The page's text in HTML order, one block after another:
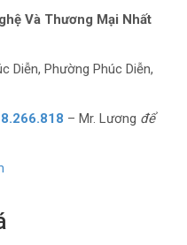
Và Thương Mại Nhất
Diễn, Phường Phúc Diễn,
– Mr. Lương để